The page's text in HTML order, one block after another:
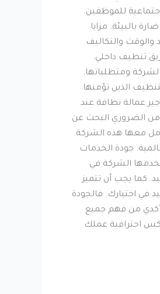
للموظفين.
بالبيئة. مزايا
والتكاليف
تنظيف داخلي.
ومتطلباتها.
الذين تؤمنها
عمالة نظافة عند
من الضروري البحث عن
معها هذه الشركة.
جودة الخدمات
الشركة في
كما يجب أن تتميز
في اختيارك. فالجودة
من فهم جميع
احترافية عملك